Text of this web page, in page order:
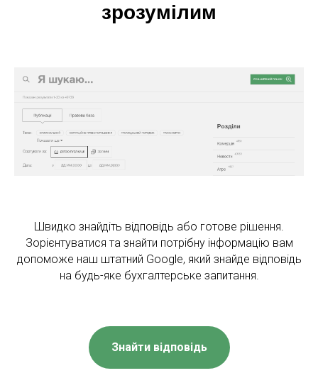
зрозумілим
Швидко знайдіть відповідь або готове рішення.
Зорієнтуватися та знайти потрібну інформацію вам
допоможе наш штатний Google, який знайде відповідь
на будь-яке бухгалтерське запитання.
Знайти відповідь